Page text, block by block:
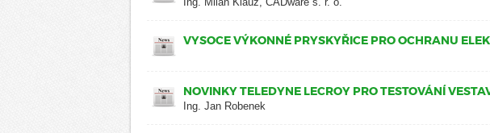
VYSOCE VÝKONNÉ PRYSKYŘICE PRO OCHRANU
NOVINKY TELEDYNE LECROY PRO TESTOVÁNÍ
Ing. Jan Robenek